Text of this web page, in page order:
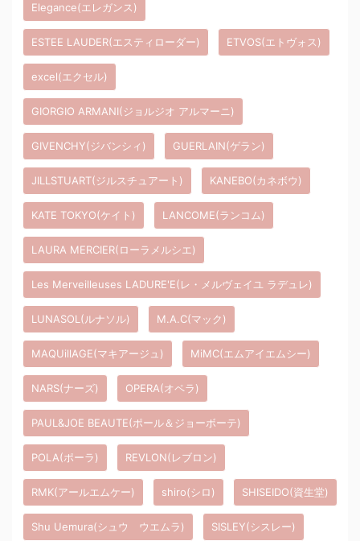
Elegance(エレガンス)
ESTEE LAUDER(エスティローダー) ETVOS(エトヴォス)
excel(エクセル)
GIORGIO ARMANI(ジョルジオ アルマーニ)
GIVENCHY(ジバンシィ) GUERLAIN(ゲラン)
JILLSTUART(ジルスチュアート) KANEBO(カネボウ)
KATE TOKYO(ケイト) LANCOME(ランコム)
LAURA MERCIER(ローラメルシエ)
Les Merveilleuses LADURE'E(レ・メルヴェイユ ラデュレ)
LUNASOL(ルナソル) M.A.C(マック)
MAQUillAGE(マキアージュ) MiMC(エムアイエムシー)
NARS(ナーズ) OPERA(オペラ)
PAUL&JOE BEAUTE(ポール＆ジョーボーテ)
POLA(ポーラ) REVLON(レブロン)
RMK(アールエムケー) shiro(シロ) SHISEIDO(資生堂)
Shu Uemura(シュウ ウエムラ) SISLEY(シスレー)